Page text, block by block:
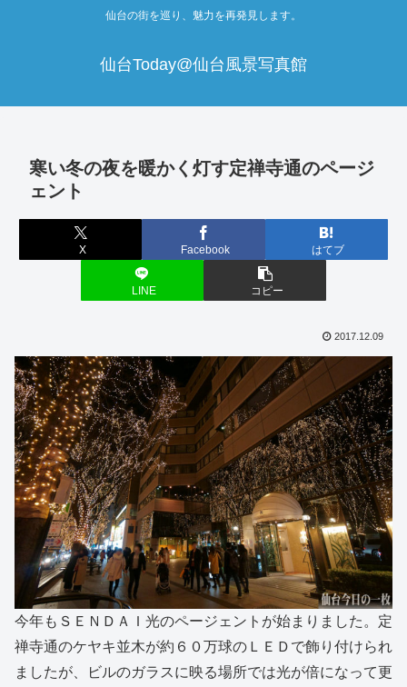
仙台の街を巡り、魅力を再発見します。
仙台Today@仙台風景写真館
寒い冬の夜を暖かく灯す定禅寺通のページ
ェント
X Facebook はてブ
LINE コピー
2017.12.09
今年もＳＥＮＤＡＩ光のページェントが始まりました。定
禅寺通のケヤキ並木が約６０万球のＬＥＤで飾り付けられ
ましたが、ビルのガラスに映る場所では光が倍になって更